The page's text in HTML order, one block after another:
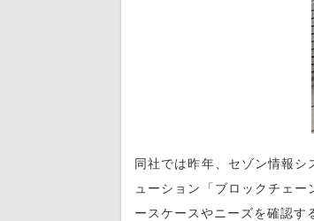
同社では昨年、セゾン情報
ューション「ブロックチェ
ースケースやニーズを確認す